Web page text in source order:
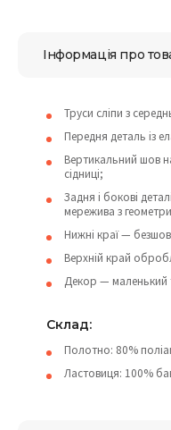
Інформація про
Труси сліпи з
Передня деталь із
Вертикальний шов
сідниці;
Задня і бокові
мережива з
Нижні краї —
Верхній край
Декор — маленький
Склад:
Полотно: 80%
Ластовиця: 100%